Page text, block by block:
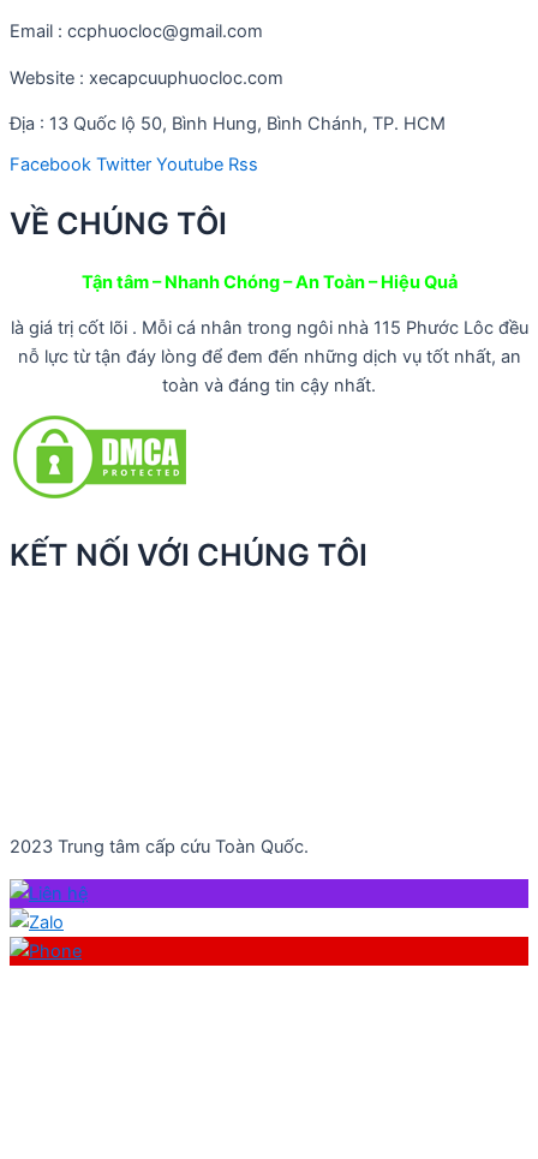
Email : ccphuocloc@gmail.com
Website : xecapcuuphuocloc.com
Địa : 13 Quốc lộ 50, Bình Hung, Bình Chánh, TP. HCM
Facebook Twitter Youtube Rss
VỀ CHÚNG TÔI
Tận tâm – Nhanh Chóng – An Toàn – Hiệu Quả
là giá trị cốt lõi . Mỗi cá nhân trong ngôi nhà 115 Phước Lôc đều
nỗ lực từ tận đáy lòng để đem đến những dịch vụ tốt nhất, an
toàn và đáng tin cậy nhất.
KẾT NỐI VỚI CHÚNG TÔI
2023 Trung tâm cấp cứu Toàn Quốc.